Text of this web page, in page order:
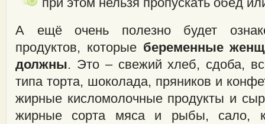
А ещё очень полезно будет
продуктов, которыебеременные
должны. Это – свежий хлеб, сдоба,
типа торта, шоколада, пряников и
жирные кисломолочные продукты и
жирные сорта мяса и рыбы, сало,